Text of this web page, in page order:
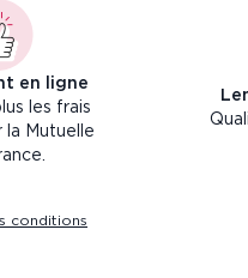
en ligne
les frais
la Mutuelle
conditions